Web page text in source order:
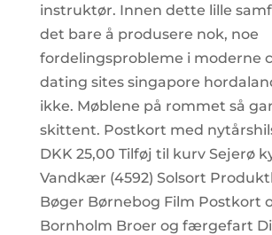
instruktør. Innen dette lille
det bare å produsere nok, noe
fordelingsprobleme i moderne
dating sites singapore
ikke. Møblene på rommet så
skittent. Postkort med
DKK 25,00 Tilføj til kurv Sejerø
Vandkær (4592) Solsort
Bøger Børnebog Film Postkort
Bornholm Broer og færgefart